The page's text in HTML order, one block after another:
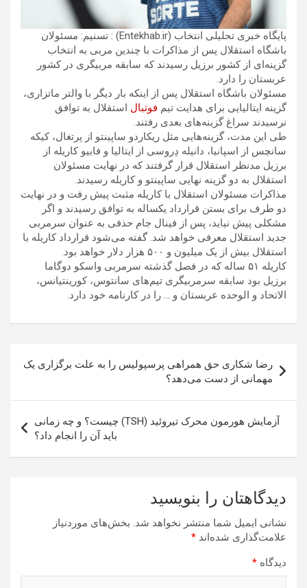
پایگاه خبری تحلیلی انتخاب (Entekhab.ir) : تسنیم: مسئولان
باشگاه استقلال پس از مذاکرات با چندین مربی به انتخاب
گزینه‌ای از کشور برزیل رسیدند که سابقه مربیگری در کشور
عربستان را دارد.
مسئولان باشگاه استقلال پس از اینکه بار دیگر با والتر ماتزاری،
گزینه ایتالیایی برای هدایت تیم فوتبال استقلال به توافق
نرسیدند سراغ گزینه‌های بعدی رفتند.
طی این مدت، گزینه‌هایی مثل ریکاردو ساپینتو از پرتغال، کیکه
سانچس از اسپانیا، دانیله دِروسی از ایتالیا و فابیو کاریله از
برزیل مدنظر استقلال قرار گرفتند که در نهایت مسئولان
استقلال به دو گزینه نهایی ساپینتو و کاریله رسیدند.
مذاکرات مسئولان استقلال با کاریله مثبت پیش رفت و در نهایت
دو طرف برای بستن قرارداد یکساله به توافق رسیدند و اگر
مشکلی پیش نیاید، پس از فینال جام حذفی به عنوان سرمربی
جدید استقلال معرفی خواهد شد. گفته می‌شود قرارداد کاریله با
استقلال بیش از یک میلیون و ۵۰۰ هزار دلار خواهد بود.
کاریله ۵۱ ساله که در فصل گذشته سرمربی واسکو دوگاما
برزیل بود سابقه سرمربیگری تیم‌های سانتوس، کورینتیانس،
الاتحاد و الوحده عربستان و … را در کارنامه خود دارد.
نوشته
رضا شکاری حق همراهی پرسپولیس را به علت برگزاری یک
مهمانی از دست می‌دهد؟
آزمایش هورمون محرک تیروئید (TSH) چیست؟ و چه زمانی
باید آن را انجام داد؟
دیدگاهتان را بنویسید
نشانی ایمیل شما منتشر نخواهد شد. بخش‌های موردنیاز
علامت‌گذاری شده‌اند *
دیدگاه *